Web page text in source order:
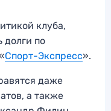
клуба,
долги по
Спорт-Экспресс».
даже
а также